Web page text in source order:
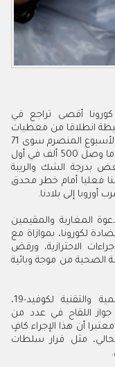
أقصى تراجع في
انطلاقا من معطيات
وزارة الصحة والحماية الاجتماعية، فلم يسجل الأسبوع المنصرم سوى 71
ألف ملقح، بمعدل 4500 ملقح في اليوم، بعدما وصل 500 ألف في أول
بدرجة الشك والريبة
فعليا أمام خطر محدق
إلى بلادنا‪.
المغاربة والمقيمين
لكورونا، بموازاة مع
الاحترازية، ورفض
الصحية من موجة وبائية
في هذا السياق، أوضح عضو اللجنة العلمية والتقنية لكوفيد-19،
اللقاح في عدد من
أن هذا الإجراء كافٍ
مثل قرار سلطات